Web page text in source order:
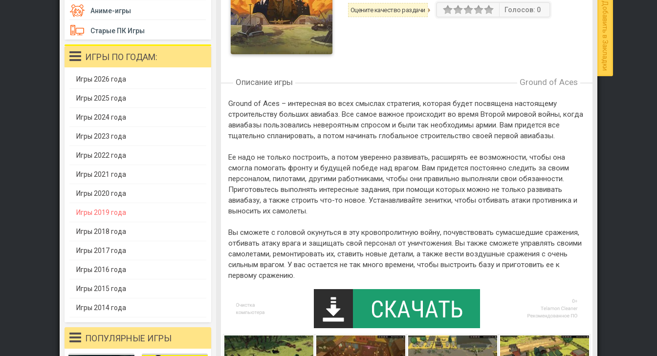
Добавить в Закладки
Оцените качество раздачи Голосов: 0
Описание игры Ground of Aces
Ground of Aces – интересная во всех смыслах стратегия, которая будет посвящена настоящему
строительству больших авиабаз. Все самое важное происходит во время Второй мировой войны, когда
авиабазы пользовались невероятным спросом и были так необходимы армии. Вам придется все
тщательно спланировать, а потом начинать глобальное строительство своей первой авиабазы.
Ее надо не только построить, а потом уверенно развивать, расширять ее возможности, чтобы она
смогла помогать фронту и будущей победе над врагом. Вам придется постоянно следить за своим
персоналом, пилотами, другими работниками, чтобы они правильно выполняли свои обязанности.
Приготовьтесь выполнять интересные задания, при помощи которых можно не только развивать
авиабазу, а также строить что-то новое. Устанавливайте зенитки, чтобы отбивать атаки противника и
выносить их самолеты.
Вы сможете с головой окунуться в эту кровопролитную войну, почувствовать сумасшедшие сражения,
отбивать атаку врага и защищать свой персонал от уничтожения. Вы также сможете управлять своими
самолетами, ремонтировать их, ставить новые детали, а также вести воздушные сражения с очень
сильным врагом. У вас остается не так много времени, чтобы выстроить базу и приготовить ее к
первому сражению.
Аниме-игры
Старые ПК Игры
ИГРЫ ПО ГОДАМ:
Игры 2026 года
Игры 2025 года
Игры 2024 года
Игры 2023 года
Игры 2022 года
Игры 2021 года
Игры 2020 года
Игры 2019 года
Игры 2018 года
Игры 2017 года
Игры 2016 года
Игры 2015 года
Игры 2014 года
ПОПУЛЯРНЫЕ ИГРЫ